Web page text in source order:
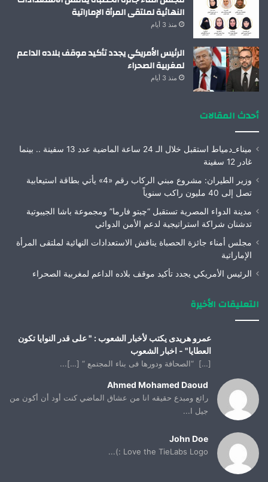
النهائية لملتقى المرأة الإماراتية
منذ 3 أيام
الرئيس الأمريكي يجدد تأكيد موقف بلاده الداعم
لمغربية الصحراء
منذ 3 أيام
أحدث المقالات
ميناء_دمياط استقبل خلال الـ 24 ساعة الماضية عدد 13 سفينة .. بينما
غادر 12 سفينة
وزير الطيران: مشروع مبني الركاب رقم «4» يأتي بطاقة استيعابية
تصل إلى 40 مليون راكب سنوياً
مدينة الدواء المصرية تستقبل “چبتو فارما” ومجموعة باشا الجيبوتية
تدشنان شراكة استراتيجية لدعم الأمن الدوائي
مجلس أمناء جائزة الحصباة يناقش الاستعدادات النهائية لملتقى المرأة
الإماراتية
الرئيس الأمريكي يجدد تأكيد موقف بلاده الداعم لمغربية الصحراء
التعليقات الأخيرة
عمرو هريدى يكتب لأخبار الشعوب : " على قدر النوايا تكون
العطايا" - اخبار الشعوب
[…] “الصحافة ودورها فى بناء المجتمع “ […]...
Ahmed Mohamed Daoud
رائع ومبدع حقيقه انا من عشاق الماضي كنت أود أن أكون من
جيل ا...
John Doe
Love the TieLabs Logo :)...